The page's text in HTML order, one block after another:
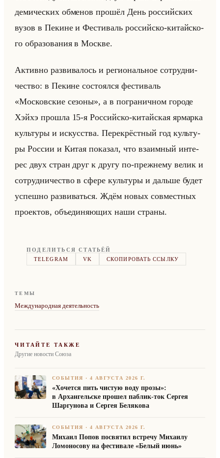
де­ми­че­ских об­ме­нов про­шёл День рос­сийских
вузов в Пе­кине и Фе­сти­валь рос­сийско-ки­тайско­
го об­ра­зо­ва­ния в Москве.
Ак­тив­но раз­ви­ва­лось и ре­ги­ональное со­труд­ни­
че­ство: в Пе­кине со­сто­ял­ся фе­сти­валь
«Московские сезоны», а в по­гра­нич­ном го­ро­де
Хэйхэ про­шла 15-я Рос­сийско-ки­тайская яр­мар­ка
культу­ры и ис­кус­ства. Пе­ре­крёст­ный год культу­
ры Рос­сии и Китая по­ка­зал, что вза­им­ный ин­те­
рес двух стран друг к другу по-преж­не­му велик и
со­труд­ни­че­ство в сфере культу­ры и дальше будет
успеш­но раз­ви­ваться. Ждём новых сов­мест­ных
про­ек­тов, объеди­ня­ющих наши стра­ны.
ПОДЕЛИТЬСЯ СТАТЬЁЙ
TELEGRAM
VK СКОПИРОВАТЬ ССЫЛКУ
ТЕМЫ
Международная деятельность
ЧИТАЙТЕ ТАКЖЕ
Другие новости Союза
СОБЫТИЯ ·4 АВГУСТА 2026 Г.
«Хочется пить чистую воду прозы»:
в Архангельске прошел паблик-ток Сергея
Шаргунова и Сергея Белякова
СОБЫТИЯ ·4 АВГУСТА 2026 Г.
Михаил Попов посвятил встречу Михаилу
Ломоносову на фестивале «Белый июнь»